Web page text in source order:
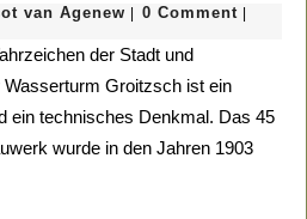
van Agenew Erik
van
Agenew
0 Comment
Groitzsch ist ein
ein technisches Denkmal. Das 45
wurde in den Jahren 1903